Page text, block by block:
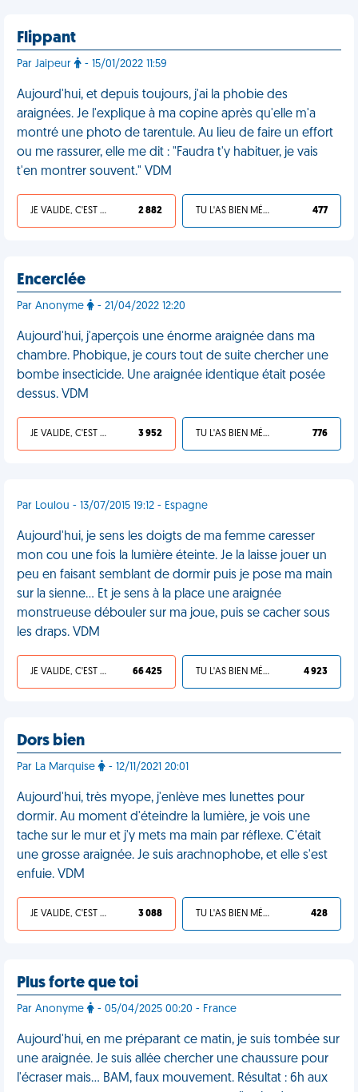
Flippant
Par Jaipeur - 15/01/2022 11:59
Aujourd'hui, et depuis toujours, j'ai la phobie des
araignées. Je l'explique à ma copine après qu'elle m'a
montré une photo de tarentule. Au lieu de faire un effort
ou me rassurer, elle me dit : "Faudra t'y habituer, je vais
t'en montrer souvent." VDM
JE VALIDE, C'EST UNE VDM 2 882 TU L'AS BIEN MÉRITÉ 477
Encerclée
Par Anonyme - 21/04/2022 12:20
Aujourd'hui, j'aperçois une énorme araignée dans ma
chambre. Phobique, je cours tout de suite chercher une
bombe insecticide. Une araignée identique était posée
dessus. VDM
JE VALIDE, C'EST UNE VDM 3 952 TU L'AS BIEN MÉRITÉ 776
Par Loulou - 13/07/2015 19:12 - Espagne
Aujourd'hui, je sens les doigts de ma femme caresser
mon cou une fois la lumière éteinte. Je la laisse jouer un
peu en faisant semblant de dormir puis je pose ma main
sur la sienne... Et je sens à la place une araignée
monstrueuse débouler sur ma joue, puis se cacher sous
les draps. VDM
JE VALIDE, C'EST UNE VDM 66 425 TU L'AS BIEN MÉRITÉ 4 923
Dors bien
Par La Marquise - 12/11/2021 20:01
Aujourd'hui, très myope, j'enlève mes lunettes pour
dormir. Au moment d'éteindre la lumière, je vois une
tache sur le mur et j'y mets ma main par réflexe. C'était
une grosse araignée. Je suis arachnophobe, et elle s'est
enfuie. VDM
JE VALIDE, C'EST UNE VDM 3 088 TU L'AS BIEN MÉRITÉ 428
Plus forte que toi
Par Anonyme - 05/04/2025 00:20 - France
Aujourd'hui, en me préparant ce matin, je suis tombée sur
une araignée. Je suis allée chercher une chaussure pour
l'écraser mais… BAM, faux mouvement. Résultat : 6h aux